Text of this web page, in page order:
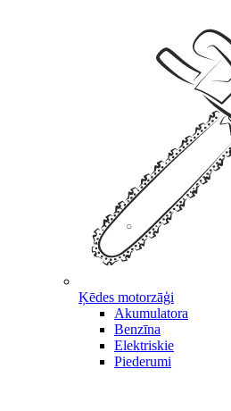
Ķēdes motorzāģi
Akumulatora
Benzīna
Elektriskie
Piederumi